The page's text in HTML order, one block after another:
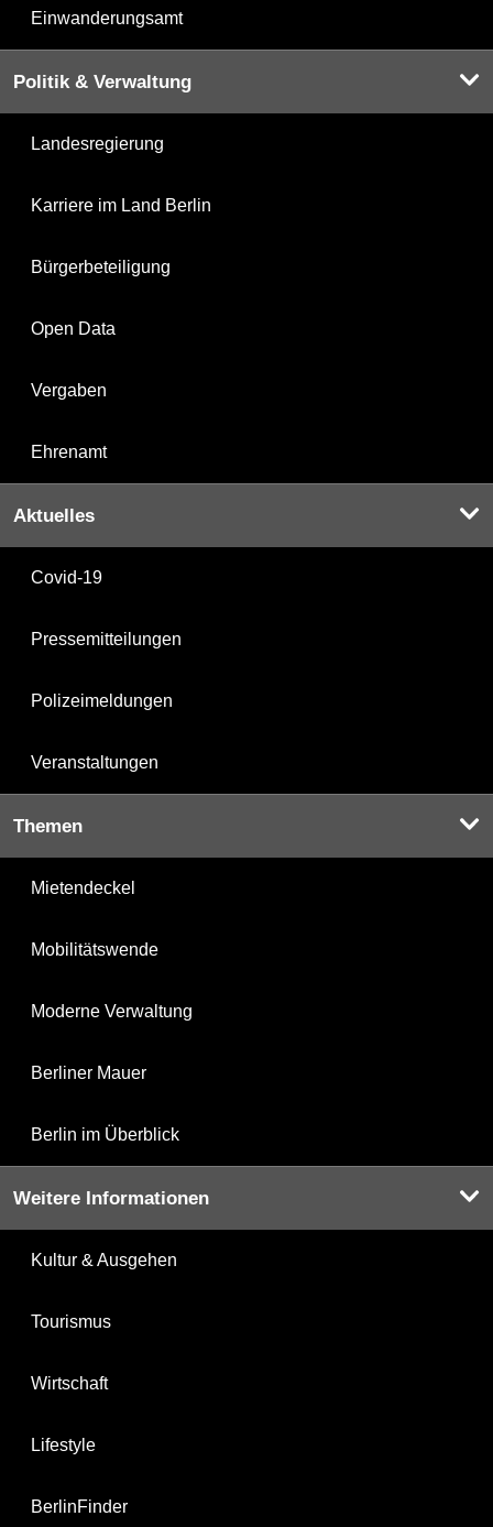
Einwanderungsamt
Politik & Verwaltung
Landesregierung
Karriere im Land Berlin
Bürgerbeteiligung
Open Data
Vergaben
Ehrenamt
Aktuelles
Covid-19
Pressemitteilungen
Polizeimeldungen
Veranstaltungen
Themen
Mietendeckel
Mobilitätswende
Moderne Verwaltung
Berliner Mauer
Berlin im Überblick
Weitere Informationen
Kultur & Ausgehen
Tourismus
Wirtschaft
Lifestyle
BerlinFinder